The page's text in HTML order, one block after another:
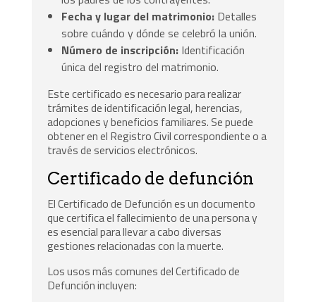
Fecha y lugar del matrimonio: Detalles
sobre cuándo y dónde se celebró la unión.
Número de inscripción: Identificación
única del registro del matrimonio.
Este certificado es necesario para realizar
trámites de identificación legal, herencias,
adopciones y beneficios familiares. Se puede
obtener en el Registro Civil correspondiente o a
través de servicios electrónicos.
Certificado de defunción
El Certificado de Defunción es un documento
que certifica el fallecimiento de una persona y
es esencial para llevar a cabo diversas
gestiones relacionadas con la muerte.
Los usos más comunes del Certificado de
Defunción incluyen: